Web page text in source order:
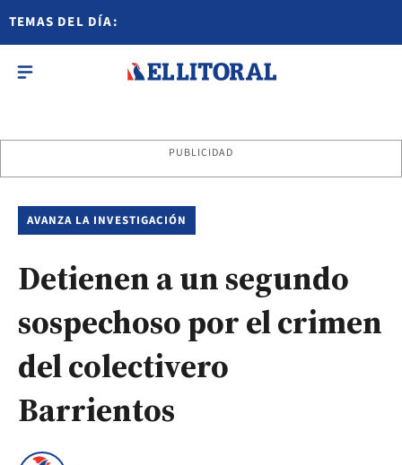
TEMAS DEL DÍA:
PUBLICIDAD
AVANZA LA INVESTIGACIÓN
Detienen a un segundo
sospechoso por el crimen
del colectivero
Barrientos